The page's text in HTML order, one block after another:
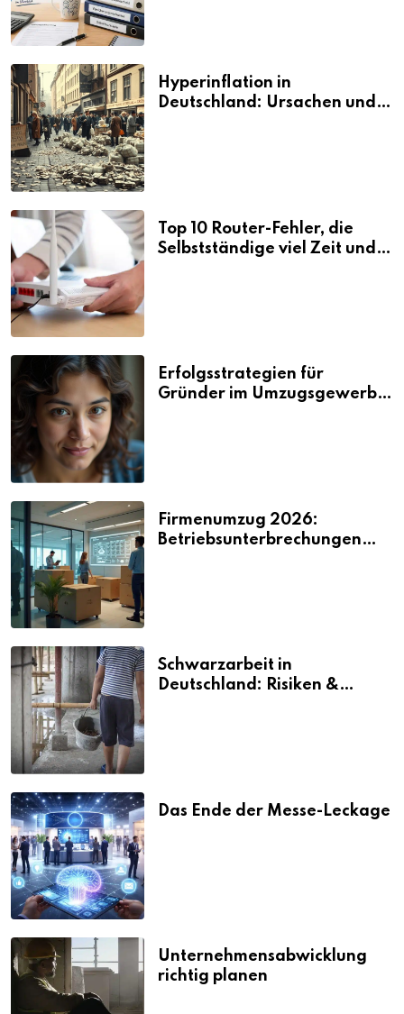
Hyperinflation in
Deutschland: Ursachen und
Top 10 Router-Fehler, die
Selbstständige viel Zeit und
Erfolgsstrategien für
Gründer im Umzugsgewerbe
Firmenumzug 2026:
Betriebsunterbrechungen
Schwarzarbeit in
Deutschland: Risiken &
Das Ende der Messe-Leckage
Unternehmensabwicklung
richtig planen